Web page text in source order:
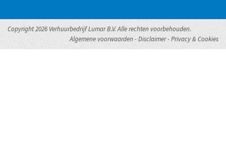
Copyright 2026 Verhuurbedrijf Lumar B.V. Alle rechten voorbehouden.
Algemene voorwaarden-Disclaimer-Privacy & Cookies